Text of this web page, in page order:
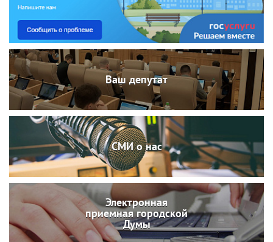
Ваш депутат
СМИ о нас
Электронная
приемная городской
Думы